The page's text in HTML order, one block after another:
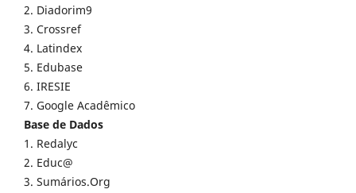
2. Diadorim9
3. Crossref
4. Latindex
5. Edubase
6. IRESIE
7. Google Acadêmico
Base de Dados
1. Redalyc
2. Educ@
3. Sumários.Org